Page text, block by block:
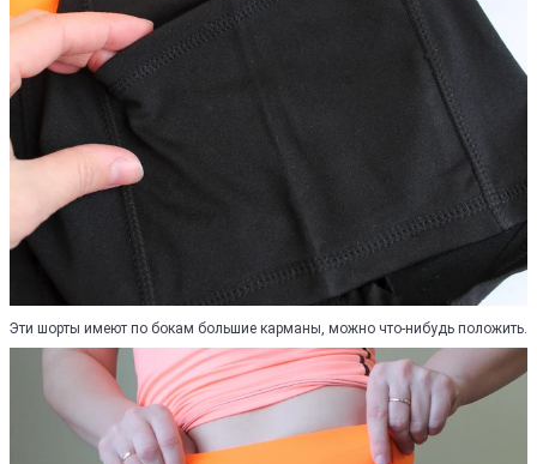
Эти шорты имеют по бокам большие карманы, можно что-нибудь положить.